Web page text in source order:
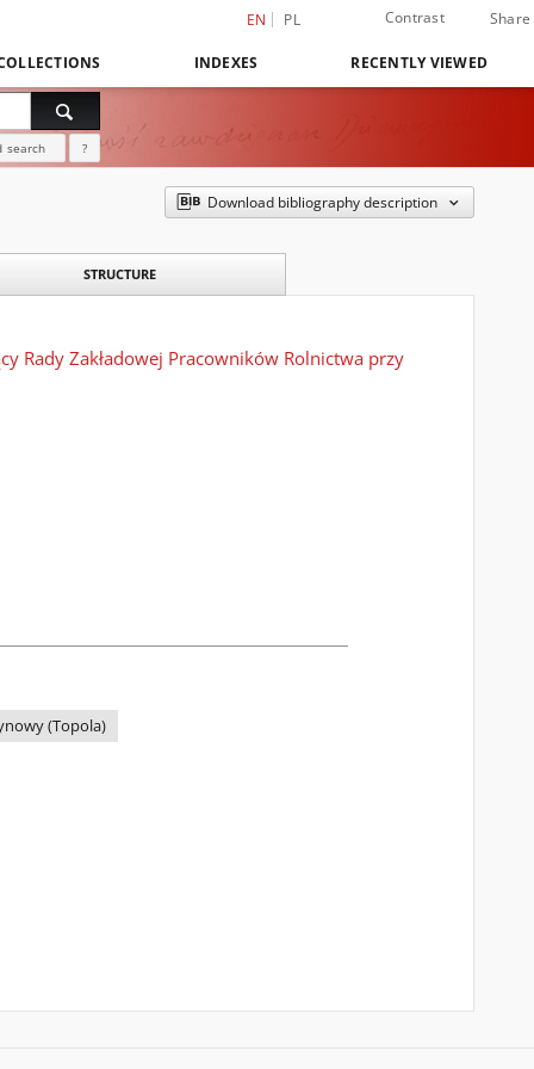
EN PL Contrast Share
INDEXES RECENTLY VIEWED
search ?
Download bibliography description
STRUCTURE
Rady Zakładowej Pracowników Rolnictwa przy
(Topola)